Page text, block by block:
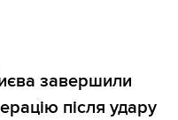
завершили
після удару